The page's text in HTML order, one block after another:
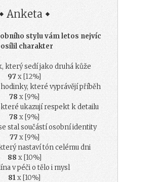
Anketa
stylu vám letos nejvíc
charakter
který sedí jako druhá kůže
97x [12%]
které vyprávějí příběh
78 x [9%]
ukazují respekt k detailu
78 x [9%]
stal součástí osobní identity
77x [9%]
nastaví tón celému dni
88 x [10%]
v péči o tělo i mysl
81x [10%]